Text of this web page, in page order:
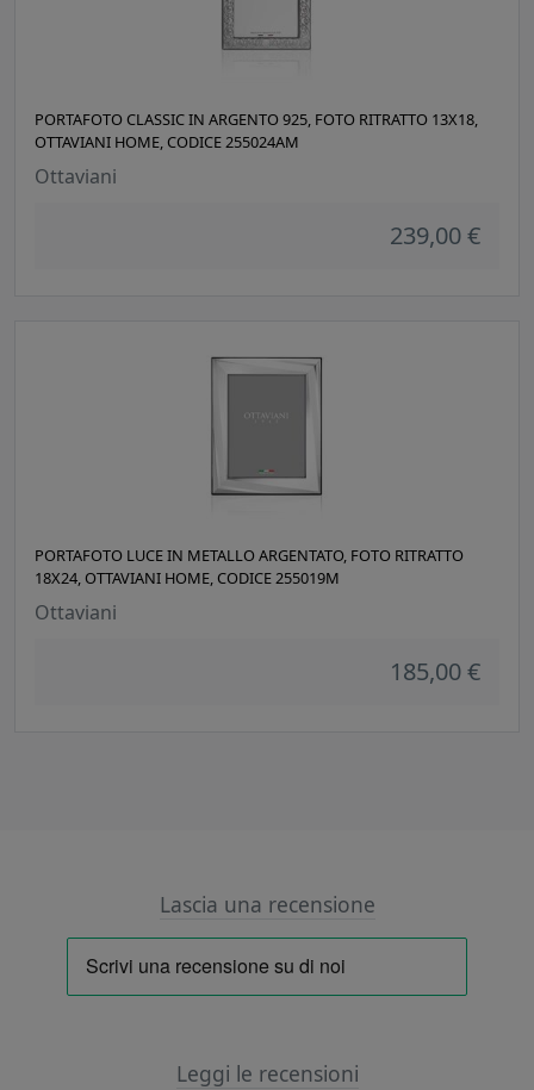
PORTAFOTO CLASSIC IN ARGENTO 925, FOTO RITRATTO 13X18,
OTTAVIANI HOME, CODICE 255024AM
Ottaviani
239,00 €
PORTAFOTO LUCE IN METALLO ARGENTATO, FOTO RITRATTO
18X24, OTTAVIANI HOME, CODICE 255019M
Ottaviani
185,00 €
Lascia una recensione
Leggi le recensioni